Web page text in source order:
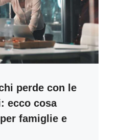
perde con le
ecco cosa
famiglie e